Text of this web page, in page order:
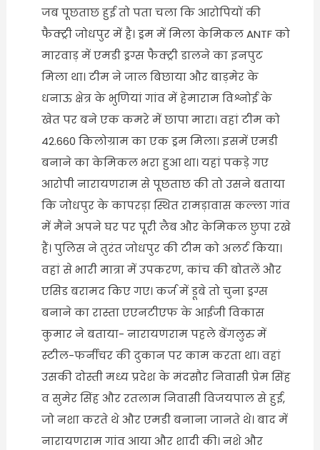
जब पूछताछ हुई तो पता चला कि आरोपियों की
फैक्ट्री जोधपुर में है। ड्रम में मिला केमिकल ANTF को
मारवाड़ में एमडी ड्रग्स फैक्ट्री डालने का इनपुट
मिला था। टीम ने जाल बिछाया और बाड़मेर के
धनाऊ क्षेत्र के भुणियां गांव में हेमाराम विश्नोई के
खेत पर बने एक कमरे में छापा मारा। वहां टीम को
42.660 किलोग्राम का एक ड्रम मिला। इसमें एमडी
बनाने का केमिकल भरा हुआ था। यहां पकड़े गए
आरोपी नारायणराम से पूछताछ की तो उसने बताया
कि जोधपुर के कापरड़ा स्थित रामड़ावास कल्ला गांव
में मैंने अपने घर पर पूरी लैब और केमिकल छुपा रखे
हैं। पुलिस ने तुरंत जोधपुर की टीम को अलर्ट किया।
वहां से भारी मात्रा में उपकरण, कांच की बोतलें और
एसिड बरामद किए गए। कर्ज में डूबे तो चुना ड्रग्स
बनाने का रास्ता एएनटीएफ के आईजी विकास
कुमार ने बताया- नारायणराम पहले बेंगलुरु में
स्टील-फर्नीचर की दुकान पर काम करता था। वहां
उसकी दोस्ती मध्य प्रदेश के मंदसौर निवासी प्रेम सिंह
व सुमेर सिंह और रतलाम निवासी विजयपाल से हुई,
जो नशा करते थे और एमडी बनाना जानते थे। बाद में
नारायणराम गांव आया और शादी की। नशे और